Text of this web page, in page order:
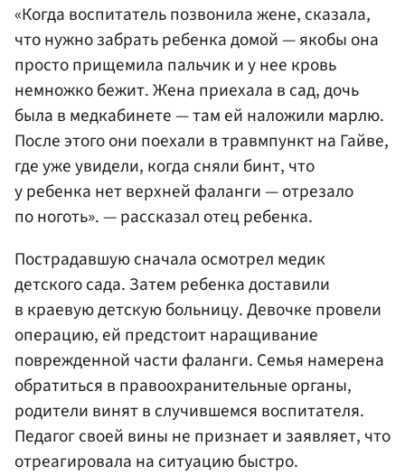
«Когда воспитатель позвонила жене, сказала,
что нужно забрать ребенка домой — якобы она
просто прищемила пальчик и у нее кровь
немножко бежит. Жена приехала в сад, дочь
была в медкабинете — там ей наложили марлю.
После этого они поехали в травмпункт на Гайве,
где уже увидели, когда сняли бинт, что
у ребенка нет верхней фаланги — отрезало
по ноготь». — рассказал отец ребенка.
Пострадавшую сначала осмотрел медик
детского сада. Затем ребенка доставили
в краевую детскую больницу. Девочке провели
операцию, ей предстоит наращивание
поврежденной части фаланги. Семья намерена
обратиться в правоохранительные органы,
родители винят в случившемся воспитателя.
Педагог своей вины не признает и заявляет, что
отреагировала на ситуацию быстро.